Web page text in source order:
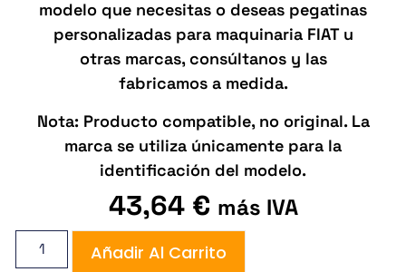
modelo que necesitas o deseas pegatinas
personalizadas para maquinaria FIAT u
otras marcas, consúltanos y las
fabricamos a medida.
Nota: Producto compatible, no original. La
marca se utiliza únicamente para la
identificación del modelo.
43,64 € más IVA
Añadir Al Carrito